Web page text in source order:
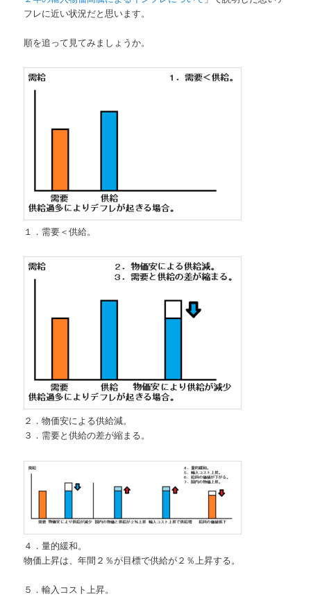
フレに近い状況だと思います。
順を追って見てみましょうか。
１．需要＜供給。
２．物価安による供給減。
３．需要と供給の差が縮まる。
４．量的緩和。
物価上昇は、年間２％が目標で供給が２％上昇する。
５．輸入コスト上昇。